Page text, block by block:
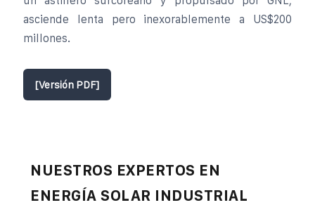
asciende lenta pero inexorablemente a US$200
millones.
[Versión PDF]
NUESTROS EXPERTOS EN
ENERGÍA SOLAR INDUSTRIAL